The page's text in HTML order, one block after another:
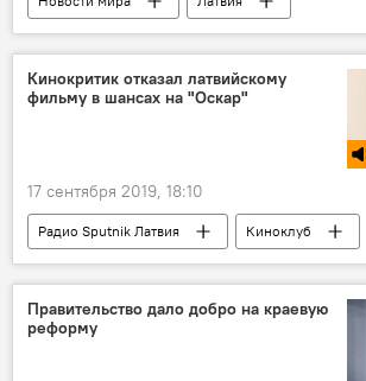
Великобритания
уровень жизни
Кинокритик отказал латвийскому
фильму в шансах на "Оскар"
17 сентября 2019, 18:10
Радио Sputnik Латвия
Киноклуб
Латвия
Премия "Оскар" фильм
Правительство дало добро на краевую
реформу